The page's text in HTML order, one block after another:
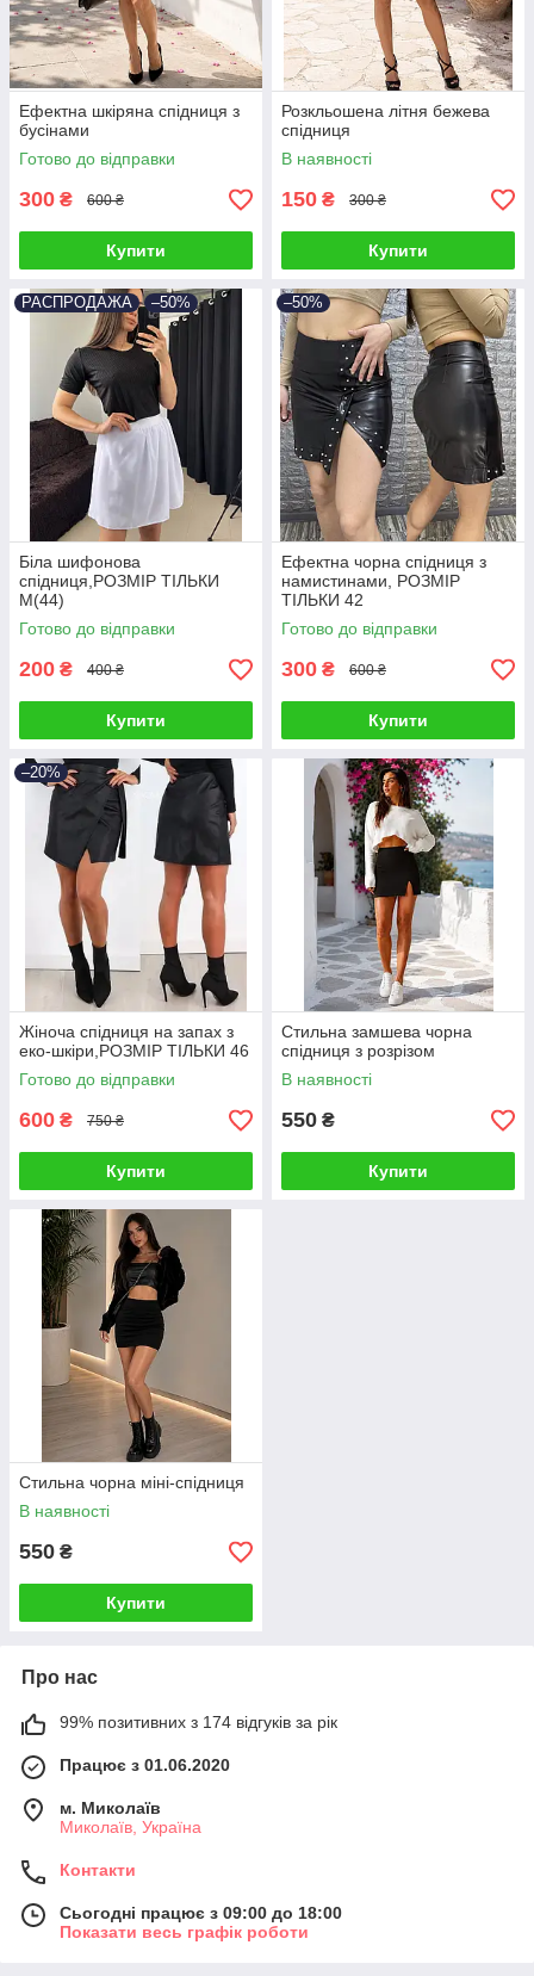
Ефектна шкіряна спідниця з
бусінами
Готово до відправки
300 ₴ 600 ₴
Купити
Розкльошена літня бежева
спідниця
В наявності
150 ₴ 300 ₴
Купити
РАСПРОДАЖА –50%
Біла шифонова
спідниця,РОЗМІР ТІЛЬКИ
М(44)
Готово до відправки
200 ₴ 400 ₴
Купити
–50%
Ефектна чорна спідниця з
намистинами, РОЗМІР
ТІЛЬКИ 42
Готово до відправки
300 ₴ 600 ₴
Купити
–20%
Жіноча спідниця на запах з
еко-шкіри,РОЗМІР ТІЛЬКИ 46
Готово до відправки
600 ₴ 750 ₴
Купити
Стильна замшева чорна
спідниця з розрізом
В наявності
550 ₴
Купити
Стильна чорна міні-спідниця
В наявності
550 ₴
Купити
Про нас
99% позитивних з 174 відгуків за рік
Працює з 01.06.2020
м. Миколаїв
Миколаїв, Україна
Контакти
Сьогодні працює з 09:00 до 18:00
Показати весь графік роботи